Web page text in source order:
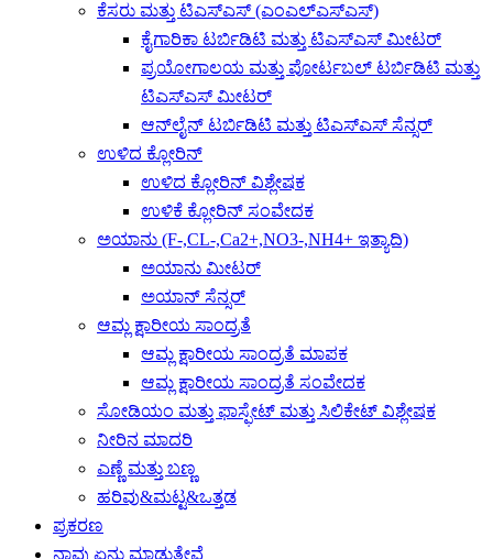
ಕೆಸರು ಮತ್ತು ಟಿಎಸ್ಎಸ್ (ಎಂಎಲ್ಎಸ್ಎಸ್)
ಕೈಗಾರಿಕಾ ಟರ್ಬಿಡಿಟಿ ಮತ್ತು ಟಿಎಸ್ಎಸ್ ಮೀಟರ್
ಪ್ರಯೋಗಾಲಯ ಮತ್ತು ಪೋರ್ಟಬಲ್ ಟರ್ಬಿಡಿಟಿ ಮತ್ತು
ಟಿಎಸ್ಎಸ್ ಮೀಟರ್
ಆನ್‌ಲೈನ್ ಟರ್ಬಿಡಿಟಿ ಮತ್ತು ಟಿಎಸ್ಎಸ್ ಸೆನ್ಸರ್
ಉಳಿದ ಕ್ಲೋರಿನ್
ಉಳಿದ ಕ್ಲೋರಿನ್ ವಿಶ್ಲೇಷಕ
ಉಳಿಕೆ ಕ್ಲೋರಿನ್ ಸಂವೇದಕ
ಅಯಾನು (F-,CL-,Ca2+,NO3-,NH4+ ಇತ್ಯಾದಿ)
ಅಯಾನು ಮೀಟರ್
ಅಯಾನ್ ಸೆನ್ಸರ್
ಆಮ್ಲ ಕ್ಷಾರೀಯ ಸಾಂದ್ರತೆ
ಆಮ್ಲ ಕ್ಷಾರೀಯ ಸಾಂದ್ರತೆ ಮಾಪಕ
ಆಮ್ಲ ಕ್ಷಾರೀಯ ಸಾಂದ್ರತೆ ಸಂವೇದಕ
ಸೋಡಿಯಂ ಮತ್ತು ಫಾಸ್ಫೇಟ್ ಮತ್ತು ಸಿಲಿಕೇಟ್ ವಿಶ್ಲೇಷಕ
ನೀರಿನ ಮಾದರಿ
ಎಣ್ಣೆ ಮತ್ತು ಬಣ್ಣ
ಹರಿವು&ಮಟ್ಟ&ಒತ್ತಡ
ಪ್ರಕರಣ
ನಾವು ಏನು ಮಾಡುತ್ತೇವೆ